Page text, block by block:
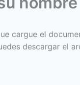
cargue el
descargar el